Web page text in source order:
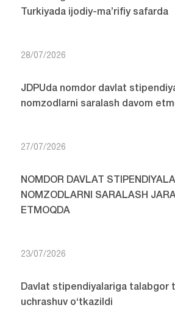
Turkiyada ijodiy-ma’rifiy safarda
28/07/2026
JDPUda nomdor davlat
nomzodlarni saralash davom
27/07/2026
NOMDOR DAVLAT
NOMZODLARNI SARALASH
ETMOQDA
23/07/2026
Davlat stipendiyalariga talabgor
uchrashuv o‘tkazildi